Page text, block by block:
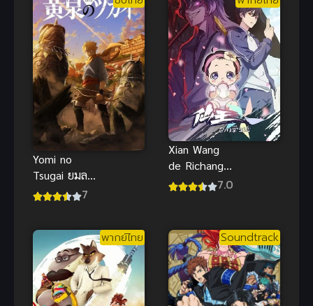
Yomi no
Tsugai ยมล
แห่งยมโลก7
Xian Wang
de Richang
Shenghuo 5
เซียน ภาค 5
7.0
พากย์ไทย Soundtrack